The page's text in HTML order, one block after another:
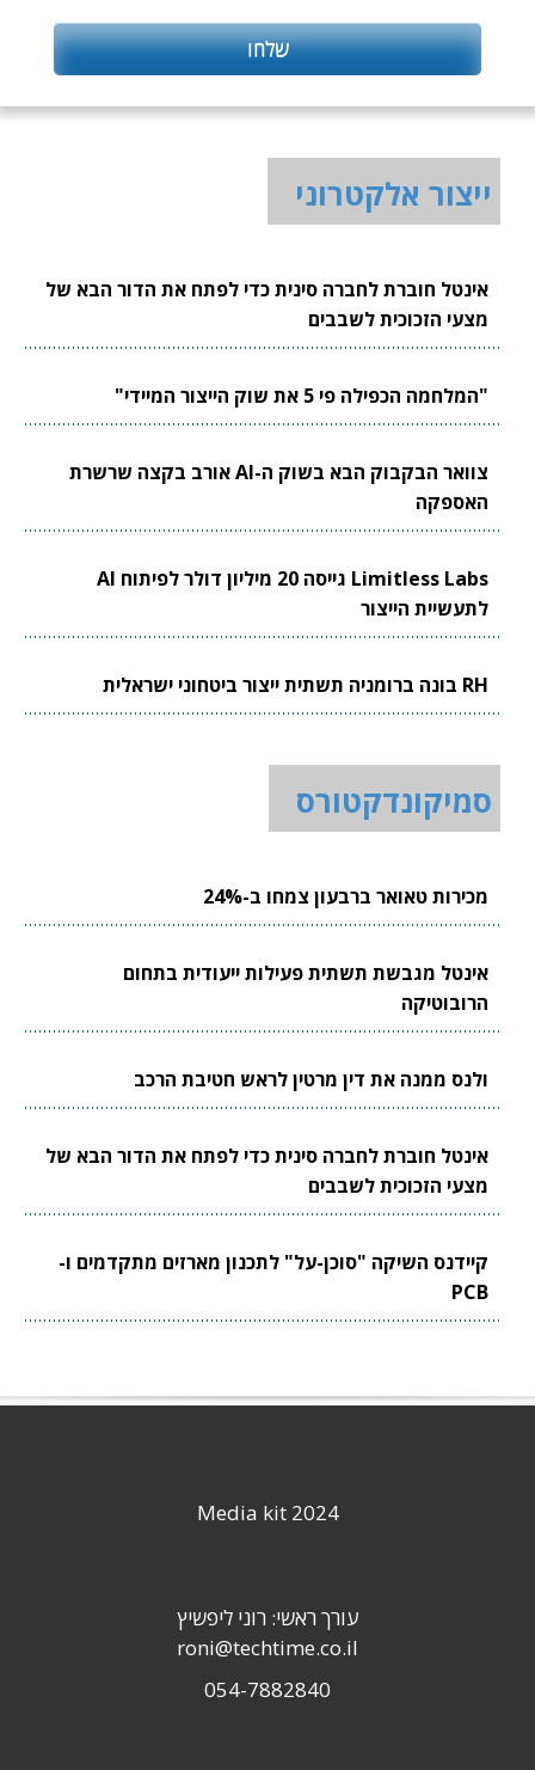
ייצור אלקטרוני
אינטל חוברת לחברה סינית כדי לפתח את הדור הבא של
מצעי הזכוכית לשבבים
"המלחמה הכפילה פי 5 את שוק הייצור המיידי"
צוואר הבקבוק הבא בשוק ה-AI אורב בקצה שרשרת
האספקה
Limitless Labs גייסה 20 מיליון דולר לפיתוח AI
לתעשיית הייצור
RH בונה ברומניה תשתית ייצור ביטחוני ישראלית
סמיקונדקטורס
מכירות טאואר ברבעון צמחו ב-24%
אינטל מגבשת תשתית פעילות ייעודית בתחום
הרובוטיקה
ולנס ממנה את דין מרטין לראש חטיבת הרכב
אינטל חוברת לחברה סינית כדי לפתח את הדור הבא של
מצעי הזכוכית לשבבים
קיידנס השיקה "סוכן-על" לתכנון מארזים מתקדמים ו-
PCB
Media kit 2024
עורך ראשי: רוני ליפשיץ
roni@techtime.co.il
054-7882840